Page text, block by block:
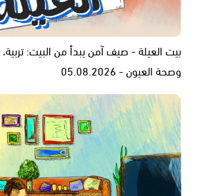
بيت العيلة - صيف آمن يبدأ من البيت: تربية،
وصحة العيون - 05.08.2026